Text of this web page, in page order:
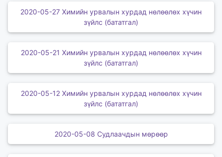
2020-05-27 Химийн урвалын хурдад нөлөөлөх хүчин
зүйлс (бататгал)
2020-05-21 Химийн урвалын хурдад нөлөөлөх хүчин
зүйлс (бататгал)
2020-05-12 Химийн урвалын хурдад нөлөөлөх хүчин
зүйлс (бататгал)
2020-05-08 Судлаачдын мөрөөр